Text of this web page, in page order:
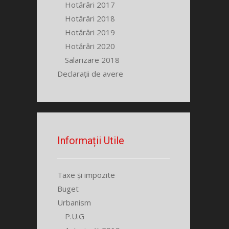
Hotărâri 2017
Hotărâri 2018
Hotărâri 2019
Hotărâri 2020
Salarizare 2018
Declarații de avere
Informații Utile
Taxe și impozite
Buget
Urbanism
P.U.G